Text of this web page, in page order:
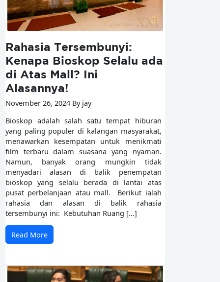
Rahasia Tersembunyi:
Kenapa Bioskop Selalu ada
di Atas Mall? Ini
Alasannya!
November 26, 2024 By jay
Bioskop adalah salah satu tempat hiburan
yang paling populer di kalangan masyarakat,
menawarkan kesempatan untuk menikmati
film terbaru dalam suasana yang nyaman.
Namun, banyak orang mungkin tidak
menyadari alasan di balik penempatan
bioskop yang selalu berada di lantai atas
pusat perbelanjaan atau mall. Berikut ialah
rahasia dan alasan di balik rahasia
tersembunyi ini: Kebutuhan Ruang […]
Read More